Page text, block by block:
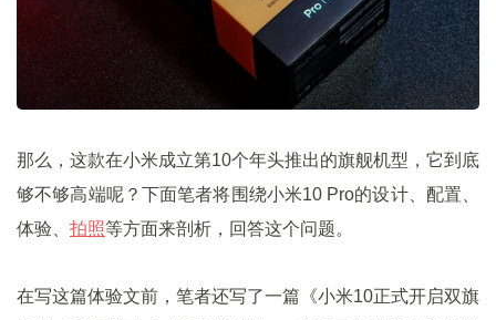
那么，这款在小米成立第10个年头推出的旗舰机型，它到底
够不够高端呢？下面笔者将围绕小米10 Pro的设计、配置、
体验、 拍照等方面来剖析，回答这个问题。
在写这篇体验文前，笔者还写了一篇《小米10正式开启双旗